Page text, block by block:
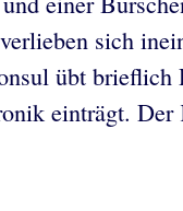
sich
übt
einträgt.